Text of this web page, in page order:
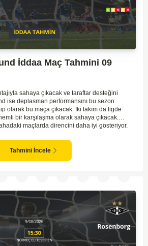
İddaa Maç Tahmini 09
sahaya çıkacak ve taraftar desteğini
ise deplasman performansını bu sezon
olarak bu maça çıkacak. İki takım da ligde
bir karşılaşma olarak sahaya çıkacak.
maçlarda direncini daha iyi gösteriyor.
her iki takım da zaman zaman sıkıntı yaşasa da
Tahmini İncele